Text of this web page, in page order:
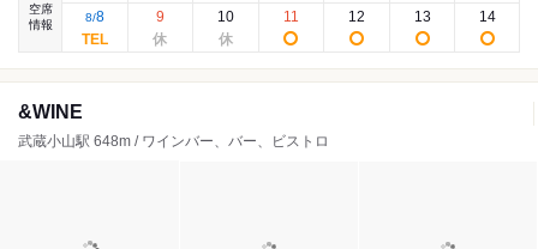
空席
情報
8/8 9 10 11 12 13 14
&WINE
武蔵小山駅 648m / ワインバー、バー、ビストロ